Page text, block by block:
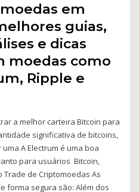
em
guias,
e dicas
moedas como
Ripple e
a melhor carteira Bitcoin para
significativa de bitcoins,
A Electrum é uma boa
para usuários Bitcoin,
Trade de Criptomoedas As
forma segura são: Além dos